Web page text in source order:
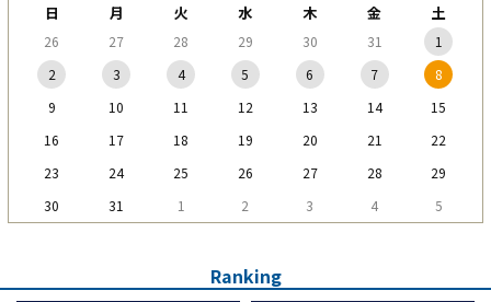
日 月 火 水 木 金 土
26 27 28 29 30 31
1
2
3 4 5 6 7
8
9
10 11 12 13 14
15
16
17 18 19 20 21
22
23
24 25 26 27 28
29
30
31 1 2 3 4 5
Ranking